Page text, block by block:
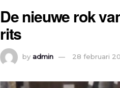
De nieuwe rok
rits
by admin 28 februari